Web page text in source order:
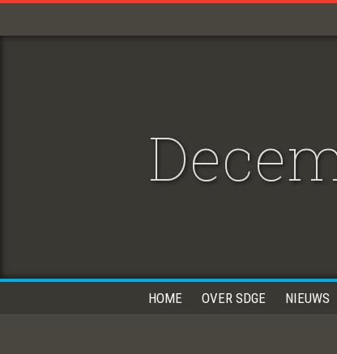
HOME OVER SDGE NIEUWS